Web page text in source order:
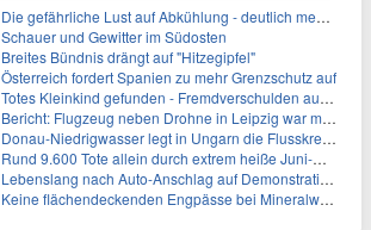
Die gefährliche Lust auf Abkühlung - deutlich mehr Badetote
Schauer und Gewitter im Südosten
Breites Bündnis drängt auf "Hitzegipfel"
Österreich fordert Spanien zu mehr Grenzschutz auf
Totes Kleinkind gefunden - Fremdverschulden ausgeschlossen
Bericht: Flugzeug neben Drohne in Leipzig war mit Munition beladen
Donau-Niedrigwasser legt in Ungarn die Flusskreuzer lahm
Rund 9.600 Tote allein durch extrem heiße Juni-Woche
Lebenslang nach Auto-Anschlag auf Demonstration in München
Keine flächendeckenden Engpässe bei Mineralwasser